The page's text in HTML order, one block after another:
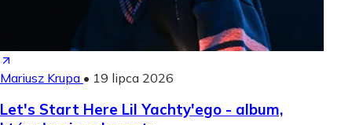
Mariusz Krupa • 19 lipca 2026
Let's Start Here Lil Yachty'ego - album,